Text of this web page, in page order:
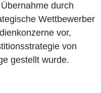
durch
Wettbewerber
vor,
von
gestellt wurde.